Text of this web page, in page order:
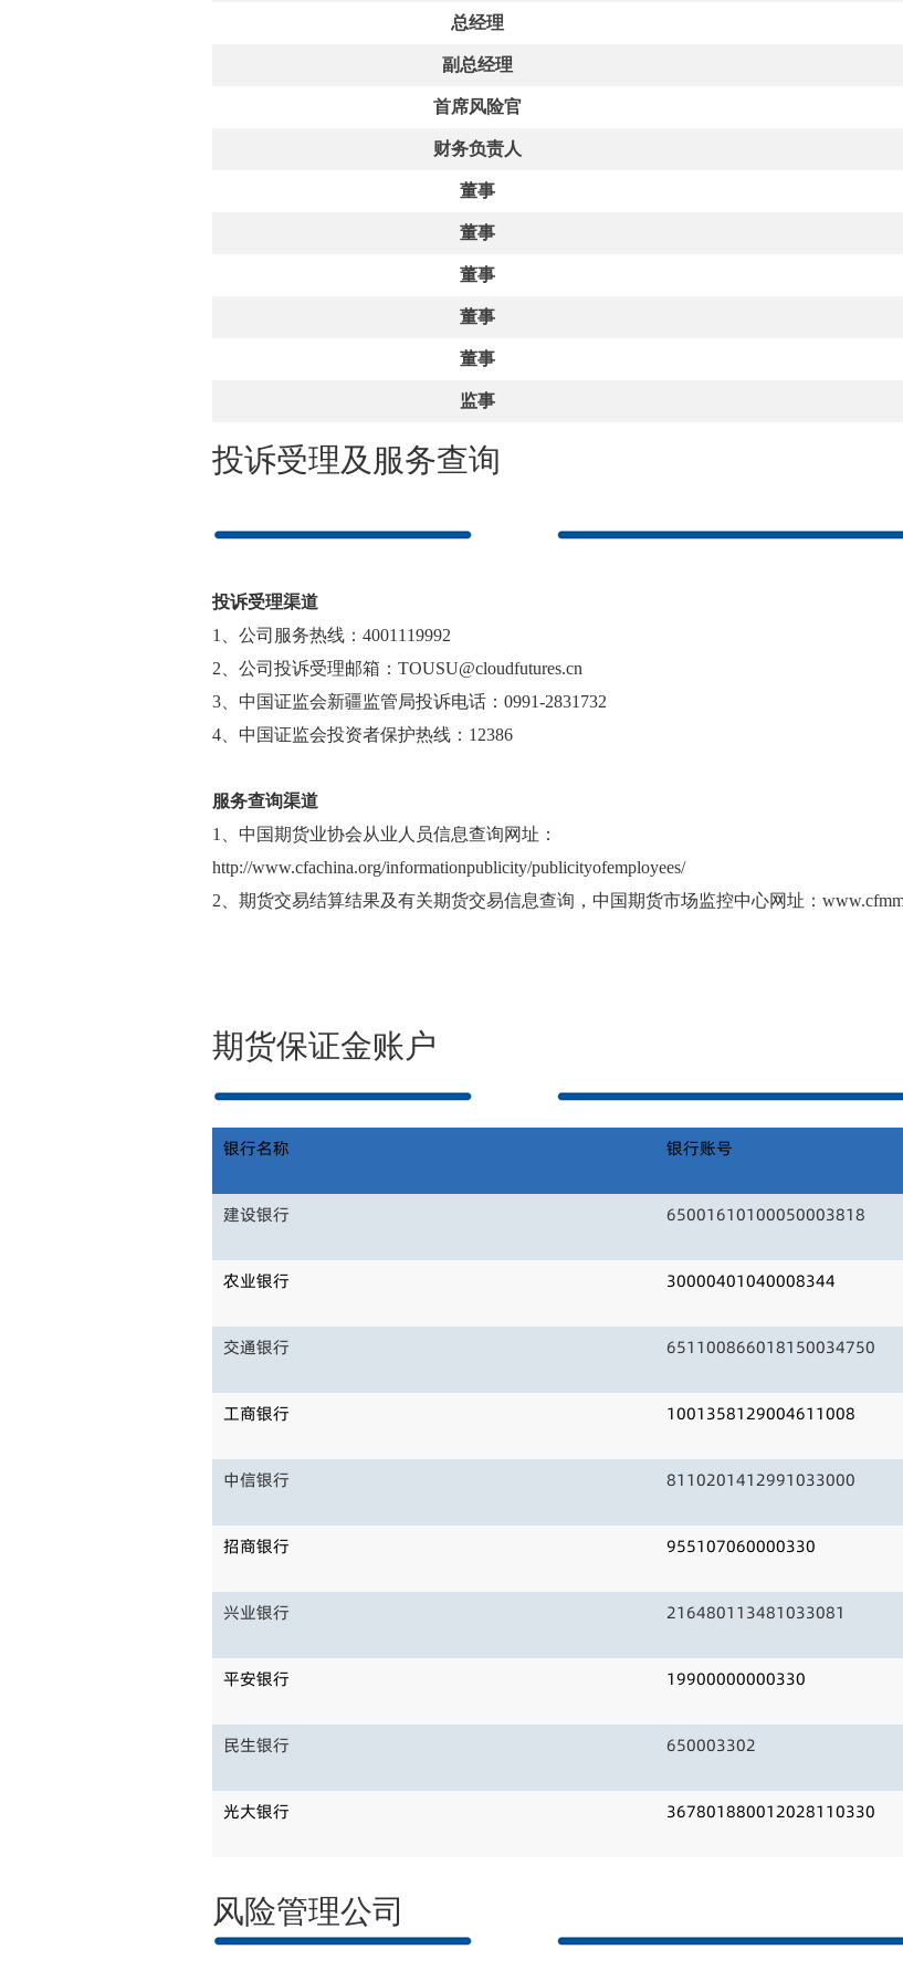
总经理
副总经理
首席风险官
财务负责人
董事
董事
董事
董事
董事
监事
投诉受理及服务查询
投诉受理渠道
1
、公司服务热线：4001119992
2 、公司投诉受理邮箱：TOUSU@cloudfutures.cn
3 、中国证监会新疆监管局投诉电话：0991-2831732
4 、中国证监会投资者保护热线：12386
服务查询渠道
1、 中国期货业协会从业人员信息查询网址：
http://www.cfachina.org/informationpublicity/publicityofemployees/
2 、期货交易结算结果及有关期货交易信息查询，中国期货市场监控中心网址：
期货保证金账户
银行名称 银行账号
建设银行 65001610100050003818
农业银行 30000401040008344
交通银行 651100866018150034750
工商银行 1001358129004611008
中信银行 8110201412991033000
招商银行 955107060000330
兴业银行 216480113481033081
平安银行 19900000000330
民生银行 650003302
光大银行 367801880012028110330
风险管理公司